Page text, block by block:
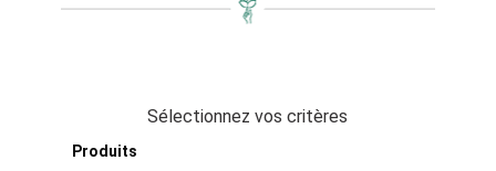
Sélectionnez vos critères
Produits